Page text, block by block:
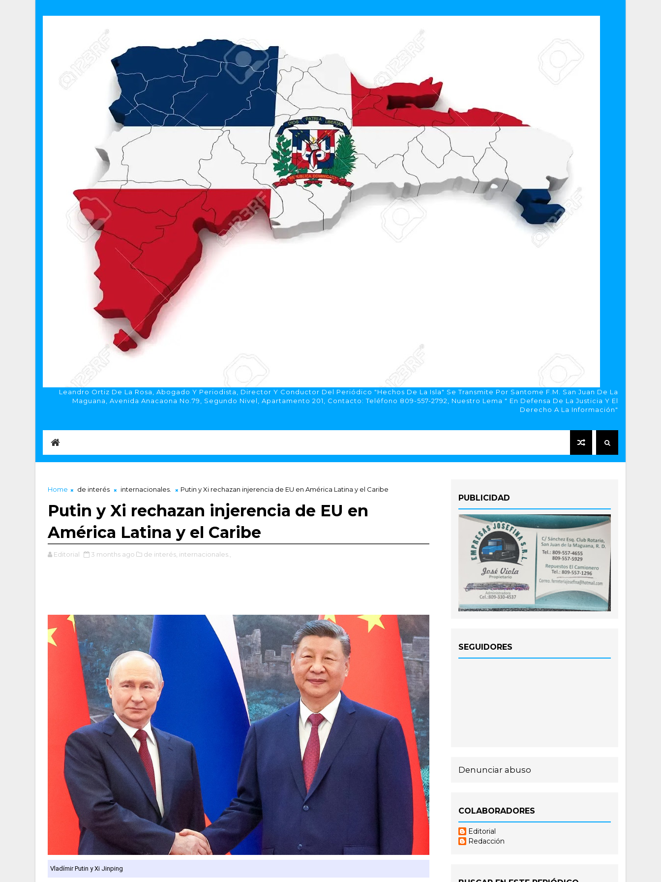
Leandro Ortiz De La Rosa, Abogado Y Periodista, Director Y Conductor Del Periódico "Hechos De La Isla" Se Transmite Por Santome F.M. San Juan De La
Maguana, Avenida Anacaona No.79, Segundo Nivel, Apartamento 201, Contacto: Teléfono 809-557-2792, Nuestro Lema " En Defensa De La Justicia Y El
Derecho A La Información"
Home de interés internacionales. Putin y Xi rechazan injerencia de EU en América Latina y el Caribe
Putin y Xi rechazan injerencia de EU en
América Latina y el Caribe
Editorial 3 months ago de interés, internacionales.,
Vladímir Putin y Xi Jinping
PUBLICIDAD
SEGUIDORES
Denunciar abuso
COLABORADORES
Editorial
Redacción